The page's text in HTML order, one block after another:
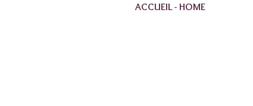
ACCUEIL - HOME